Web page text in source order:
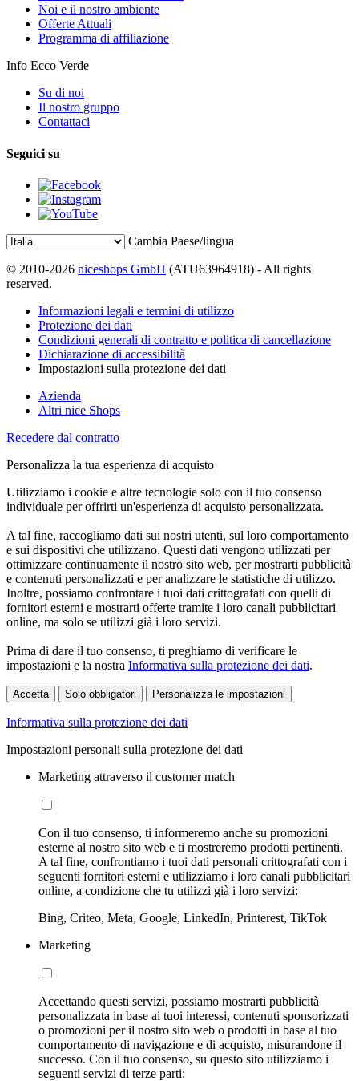
Noi e il nostro ambiente
Offerte Attuali
Programma di affiliazione
Info Ecco Verde
Su di noi
Il nostro gruppo
Contattaci
Seguici su
Cambia Paese/lingua
© 2010-2026 niceshops GmbH (ATU63964918) - All rights
reserved.
Informazioni legali e termini di utilizzo
Protezione dei dati
Condizioni generali di contratto e politica di cancellazione
Dichiarazione di accessibilità
Impostazioni sulla protezione dei dati
Azienda
Altri nice Shops
Recedere dal contratto
Personalizza la tua esperienza di acquisto
Utilizziamo i cookie e altre tecnologie solo con il tuo consenso
individuale per offrirti un'esperienza di acquisto personalizzata.
A tal fine, raccogliamo dati sui nostri utenti, sul loro comportamento
e sui dispositivi che utilizzano. Questi dati vengono utilizzati per
ottimizzare continuamente il nostro sito web, per mostrarti pubblicità
e contenuti personalizzati e per analizzare le statistiche di utilizzo.
Inoltre, possiamo confrontare i tuoi dati crittografati con quelli di
fornitori esterni e mostrarti offerte tramite i loro canali pubblicitari
online, ma solo se utilizzi già i loro servizi.
Prima di dare il tuo consenso, ti preghiamo di verificare le
impostazioni e la nostra Informativa sulla protezione dei dati.
Accetta Solo obbligatori Personalizza le impostazioni
Informativa sulla protezione dei dati
Impostazioni personali sulla protezione dei dati
Marketing attraverso il customer match
Con il tuo consenso, ti informeremo anche su promozioni
esterne al nostro sito web e ti mostreremo prodotti pertinenti.
A tal fine, confrontiamo i tuoi dati personali crittografati con i
seguenti fornitori esterni e utilizziamo i loro canali pubblicitari
online, a condizione che tu utilizzi già i loro servizi:
Bing, Criteo, Meta, Google, LinkedIn, Printerest, TikTok
Marketing
Accettando questi servizi, possiamo mostrarti pubblicità
personalizzata in base ai tuoi interessi, contenuti sponsorizzati
o promozioni per il nostro sito web o prodotti in base al tuo
comportamento di navigazione e di acquisto, misurandone il
successo. Con il tuo consenso, su questo sito utilizziamo i
seguenti servizi di terze parti: